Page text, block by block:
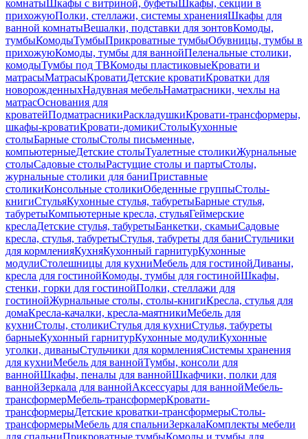
комнатыШкафы с витриной, буфетыШкафы, секции в
прихожуюПолки, стеллажи, системы храненияШкафы для
ванной комнатыВешалки, подставки для зонтовКомоды,
тумбыКомодыТумбыПрикроватные тумбыОбувницы, тумбы в
прихожуюКомоды, тумбы для ваннойПеленальные столики,
комодыТумбы под ТВКомоды пластиковыеКровати и
матрасыМатрасыКроватиДетские кроватиКроватки для
новорожденныхНадувная мебельНаматрасники, чехлы на
матрасОснования для
кроватейПодматрасникиРаскладушкиКровати-трансформеры,
шкафы-кроватиКровати-домикиСтолыКухонные
столыБарные столыСтолы письменные,
компьютерныеДетские столыТуалетные столикиЖурнальные
столыСадовые столыРастущие столы и партыСтолы,
журнальные столики для баниПриставные
столикиКонсольные столикиОбеденные группыСтолы-
книгиСтульяКухонные стулья, табуретыБарные стулья,
табуретыКомпьютерные кресла, стульяГеймерские
креслаДетские стулья, табуретыБанкетки, скамьиСадовые
кресла, стулья, табуретыСтулья, табуреты для баниСтульчики
для кормленияКухняКухонный гарнитурКухонные
модулиСтолешницы для кухниМебель для гостинойДиваны,
кресла для гостинойКомоды, тумбы для гостинойШкафы,
стенки, горки для гостинойПолки, стеллажи для
гостинойЖурнальные столы, столы-книгиКресла, стулья для
домаКресла-качалки, кресла-маятникиМебель для
кухниСтолы, столикиСтулья для кухниСтулья, табуреты
барныеКухонный гарнитурКухонные модулиКухонные
уголки, диваныСтульчики для кормленияСистемы хранения
для кухниМебель для ваннойТумбы, консоли для
ваннойШкафы, пеналы для ваннойШкафчики, полки для
ваннойЗеркала для ваннойАксессуары для ваннойМебель-
трансформерМебель-трансформерКровати-
трансформерыДетские кроватки-трансформерыСтолы-
трансформерыМебель для спальниЗеркалаКомплекты мебели
для спальниПрикроватные тумбыКомоды и тумбы для